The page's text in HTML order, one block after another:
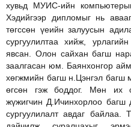
хувьд МУИС-ийн
Хэдийгээр дипломыг нь
төгссөн үеийн залуусын
сургуулилтаа хийж,
явсан. Олон сайхан багш
заалгасан юм. Баянхонгор
хөгжмийн багш н.Цэнгэл багш
өгсөн гэж боддог. Мөн их
жүжигчин Д.Ичинхорлоо багш
сургуулилалт авдаг байлаа.